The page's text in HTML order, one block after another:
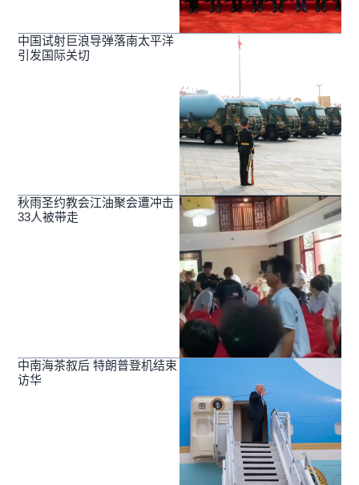
中国试射巨浪导弹落南太平洋
引发国际关切
秋雨圣约教会江油聚会遭冲击
33人被带走
中南海茶叙后 特朗普登机结束
访华